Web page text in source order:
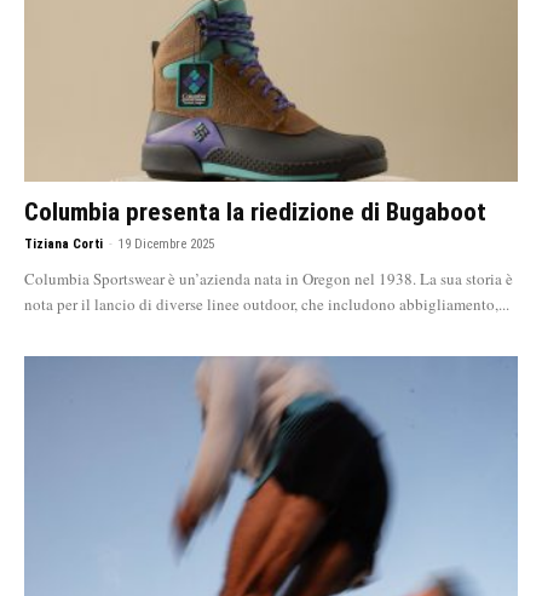
Columbia presenta la riedizione di Bugaboot
Tiziana Corti - 19 Dicembre 2025
Columbia Sportswear è un’azienda nata in Oregon nel 1938. La sua storia è
nota per il lancio di diverse linee outdoor, che includono abbigliamento,...